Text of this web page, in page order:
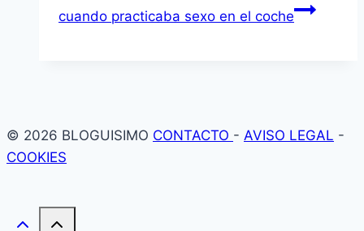
cuando practicaba sexo en el coche
© 2026 BLOGUISIMO CONTACTO - AVISO LEGAL -
COOKIES